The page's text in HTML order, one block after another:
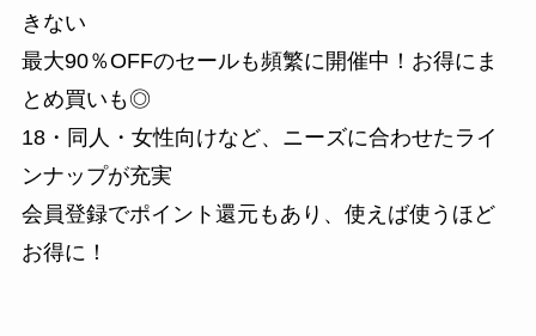
きない
最大90％OFFのセールも頻繁に開催中！お得にま
とめ買いも◎
18・同人・女性向けなど、ニーズに合わせたライ
ンナップが充実
会員登録でポイント還元もあり、使えば使うほど
お得に！